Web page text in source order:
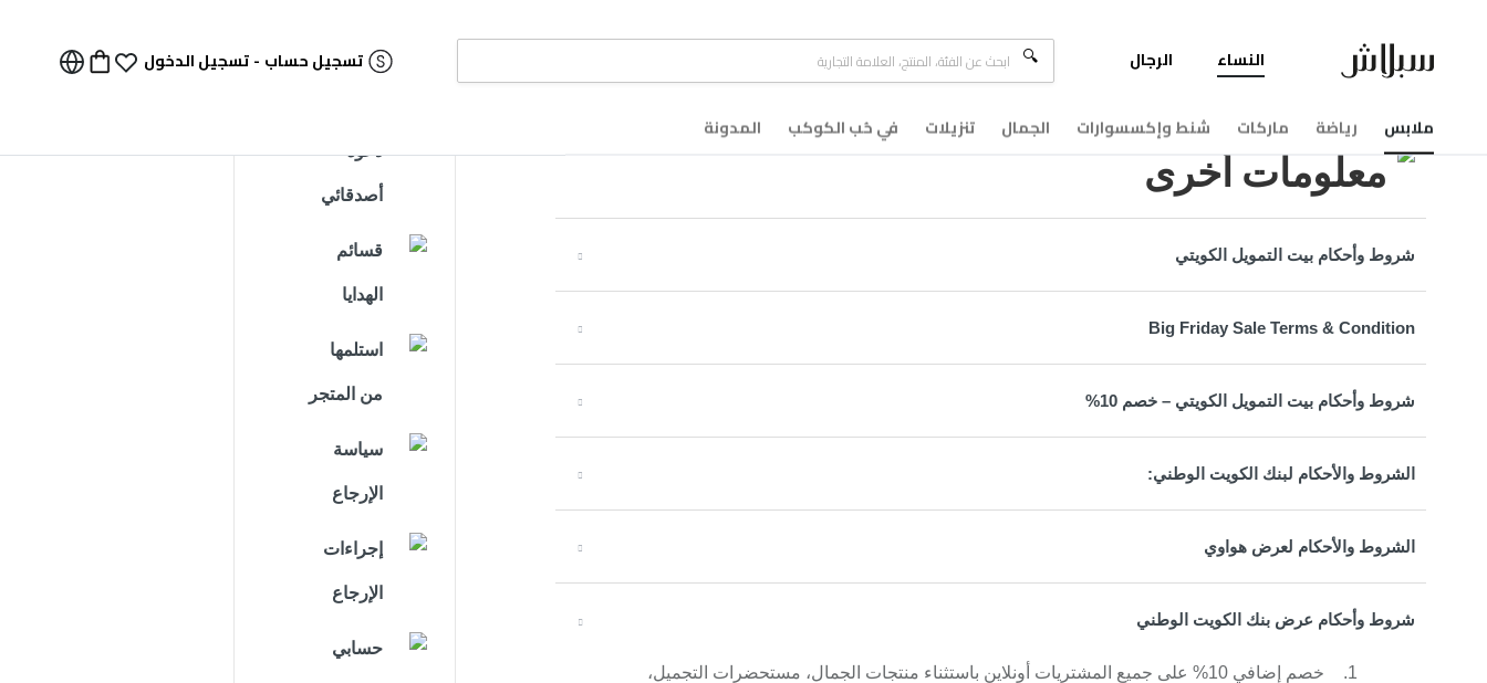
النساء
ملابس رياضة ماركات شنط وإكسسوارات الجمال تنزيلات في حُب الكوكب المدونة
الرجال تسجيل حساب -تسجيل الدخول
معلومات أخرى
شروط وأحكام بيت التمويل الكويتي
Big Friday Sale Terms & Condition
شروط وأحكام بيت التمويل الكويتي – خصم 10%
الشروط والأحكام لبنك الكويت الوطني:
الشروط والأحكام لعرض هواوي
شروط وأحكام عرض بنك الكويت الوطني
خصم إضافي 10% على جميع المشتريات أونلاين باستثناء منتجات الجمال، مستحضرات التجميل،
دعوة
أصدقائي
قسائم
الهدايا
استلمها
من المتجر
سياسة
الإرجاع
إجراءات
الإرجاع
حسابي